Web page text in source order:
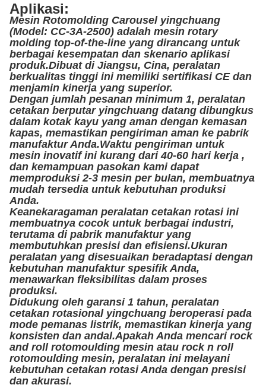
Aplikasi:
Mesin Rotomolding Carousel yingchuang
(Model: CC-3A-2500) adalah mesin rotary
molding top-of-the-line yang dirancang untuk
berbagai kesempatan dan skenario aplikasi
produk.Dibuat di Jiangsu, Cina, peralatan
berkualitas tinggi ini memiliki sertifikasi CE dan
menjamin kinerja yang superior.
Dengan jumlah pesanan minimum 1, peralatan
cetakan berputar yingchuang datang dibungkus
dalam kotak kayu yang aman dengan kemasan
kapas, memastikan pengiriman aman ke pabrik
manufaktur Anda.Waktu pengiriman untuk
mesin inovatif ini kurang dari 40-60 hari kerja ,
dan kemampuan pasokan kami dapat
memproduksi 2-3 mesin per bulan, membuatnya
mudah tersedia untuk kebutuhan produksi
Anda.
Keanekaragaman peralatan cetakan rotasi ini
membuatnya cocok untuk berbagai industri,
terutama di pabrik manufaktur yang
membutuhkan presisi dan efisiensi.Ukuran
peralatan yang disesuaikan beradaptasi dengan
kebutuhan manufaktur spesifik Anda,
menawarkan fleksibilitas dalam proses
produksi.
Didukung oleh garansi 1 tahun, peralatan
cetakan rotasional yingchuang beroperasi pada
mode pemanas listrik, memastikan kinerja yang
konsisten dan andal.Apakah Anda mencari rock
and roll rotomoulding mesin atau rock n roll
rotomoulding mesin, peralatan ini melayani
kebutuhan cetakan rotasi Anda dengan presisi
dan akurasi.